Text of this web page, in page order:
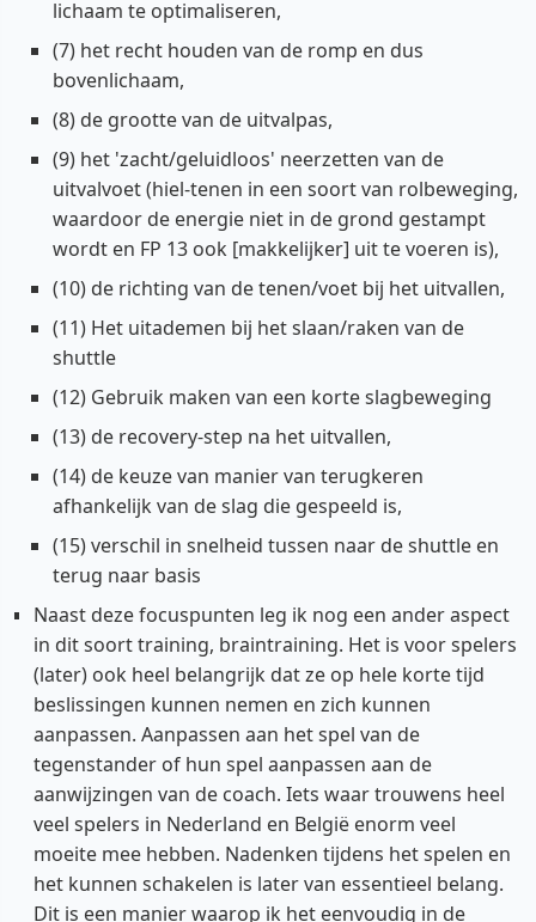
lichaam te optimaliseren,
(7) het recht houden van de romp en dus
bovenlichaam,
(8) de grootte van de uitvalpas,
(9) het 'zacht/geluidloos' neerzetten van de
uitvalvoet (hiel-tenen in een soort van rolbeweging,
waardoor de energie niet in de grond gestampt
wordt en FP 13 ook [makkelijker] uit te voeren is),
(10) de richting van de tenen/voet bij het uitvallen,
(11) Het uitademen bij het slaan/raken van de
shuttle
(12) Gebruik maken van een korte slagbeweging
(13) de recovery-step na het uitvallen,
(14) de keuze van manier van terugkeren
afhankelijk van de slag die gespeeld is,
(15) verschil in snelheid tussen naar de shuttle en
terug naar basis
Naast deze focuspunten leg ik nog een ander aspect
in dit soort training, braintraining. Het is voor spelers
(later) ook heel belangrijk dat ze op hele korte tijd
beslissingen kunnen nemen en zich kunnen
aanpassen. Aanpassen aan het spel van de
tegenstander of hun spel aanpassen aan de
aanwijzingen van de coach. Iets waar trouwens heel
veel spelers in Nederland en België enorm veel
moeite mee hebben. Nadenken tijdens het spelen en
het kunnen schakelen is later van essentieel belang.
Dit is een manier waarop ik het eenvoudig in de